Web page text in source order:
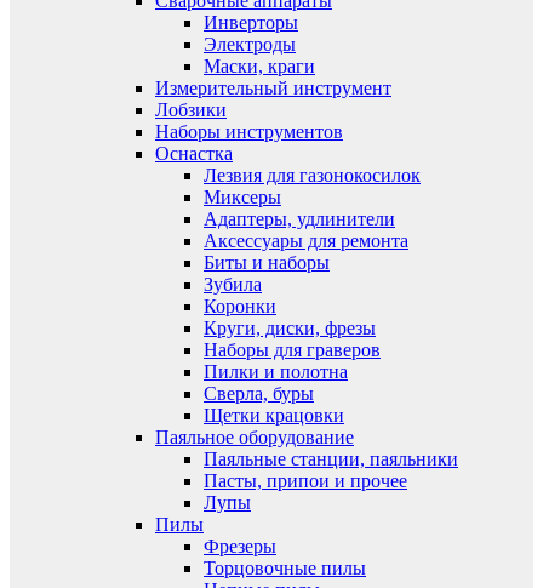
Инверторы
Электроды
Маски, краги
Измерительный инструмент
Лобзики
Наборы инструментов
Оснастка
Лезвия для газонокосилок
Миксеры
Адаптеры, удлинители
Аксессуары для ремонта
Биты и наборы
Зубила
Коронки
Круги, диски, фрезы
Наборы для граверов
Пилки и полотна
Сверла, буры
Щетки крацовки
Паяльное оборудование
Паяльные станции, паяльники
Пасты, припои и прочее
Лупы
Пилы
Фрезеры
Торцовочные пилы